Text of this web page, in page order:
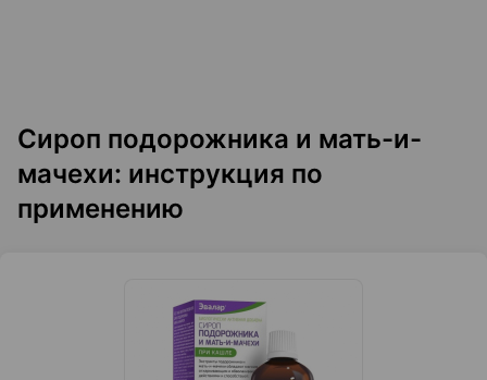
Сироп подорожника и мать-и-
мачехи: инструкция по
применению